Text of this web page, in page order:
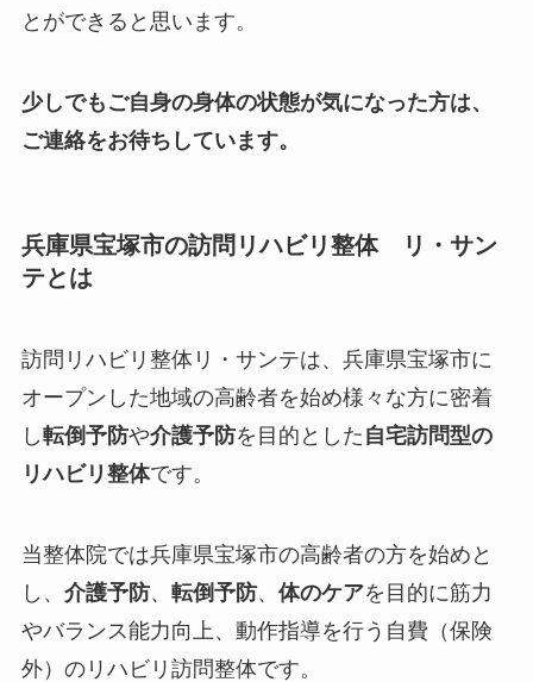
とができると思います。
少しでもご自身の身体の状態が気になった方は、
ご連絡をお待ちしています。
兵庫県宝塚市の訪問リハビリ整体 リ・サン
テとは
訪問リハビリ整体リ・サンテは、兵庫県宝塚市に
オープンした地域の高齢者を始め様々な方に密着
し転倒予防や介護予防を目的とした 自宅訪問型の
リハビリ整体です。
当整体院では兵庫県宝塚市の高齢者の方を始めと
し、 介護予防、 転倒予防、 体のケアを目的に筋力
やバランス能力向上、動作指導を行う 自費（保険
外） のリハビリ訪問整体です。